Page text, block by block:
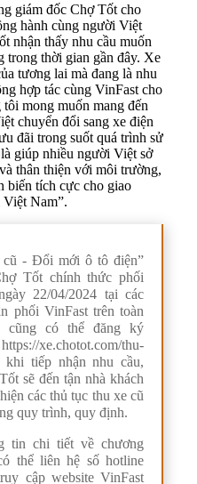
giám đốc Chợ Tốt cho
hành cùng người Việt
nhận thấy nhu cầu muốn
trong thời gian gần đây. Xe
tương lai mà đang là nhu
hợp tác cùng VinFast cho
mong muốn mang đến
chuyển đổi sang xe điện
đãi trong suốt quá trình sử
giúp nhiều người Việt sở
thân thiện với môi trường,
biến tích cực cho giao
Nam”.
cũ - Đổi mới ô tô điện”
Tốt chính thức phối
22/04/2024 tại các
phối VinFast trên toàn
cũng có thể đăng ký
https://xe.chotot.com/thu-
khi tiếp nhận nhu cầu,
sẽ đến tận nhà khách
các thủ tục thu xe cũ
quy trình, quy định.
tin chi tiết về chương
thể liên hệ số hotline
cập website VinFast